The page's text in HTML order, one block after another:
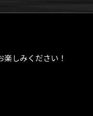
しみください！